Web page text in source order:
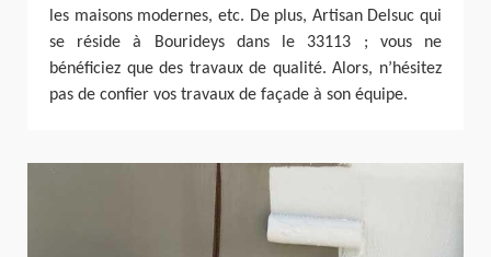
les maisons modernes, etc. De plus, Artisan Delsuc qui
se réside à Bourideys dans le 33113 ; vous ne
bénéficiez que des travaux de qualité. Alors, n’hésitez
pas de confier vos travaux de façade à son équipe.